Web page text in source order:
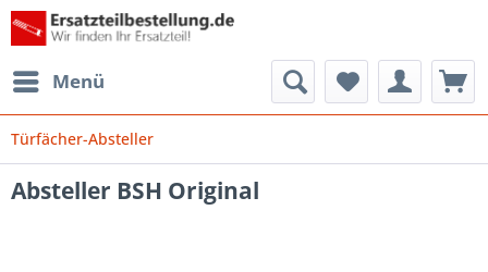
Menü
Türfächer-Absteller
Absteller BSH Original